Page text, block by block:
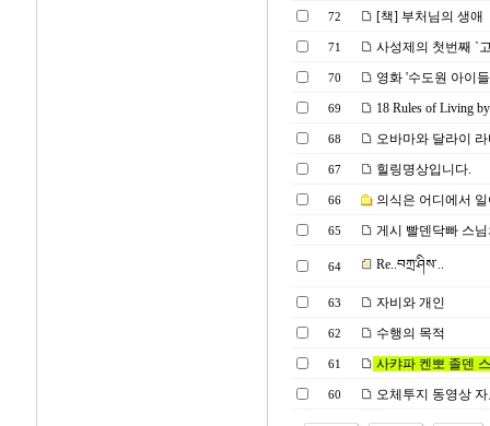
72 [책] 부처님의 생애
71 사성제의 첫번째 `
70 영화 '수도원 아이
69 18 Rules of Living
68 오바마와 달라이
67 힐링명상입니다.
66 의식은 어디에서
65 게시 빨덴닥빠 스님
64 Re..བཀྲ་ཤིས་..
63 자비와 개인
62 수행의 목적
61 사캬파 켄뽀 졸덴
60 오체투지 동영상